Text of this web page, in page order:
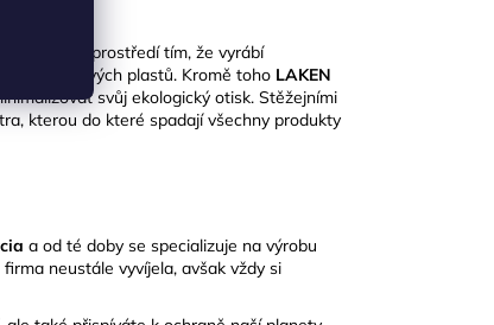
životního prostředí tím, že vyrábí
jednorázových plastů. Kromě toho LAKEN
svůj ekologický otisk. ​Stěžejními
kterou do které spadají všechny produkty
a od té doby se specializuje na výrobu
neustále vyvíjela, avšak vždy si